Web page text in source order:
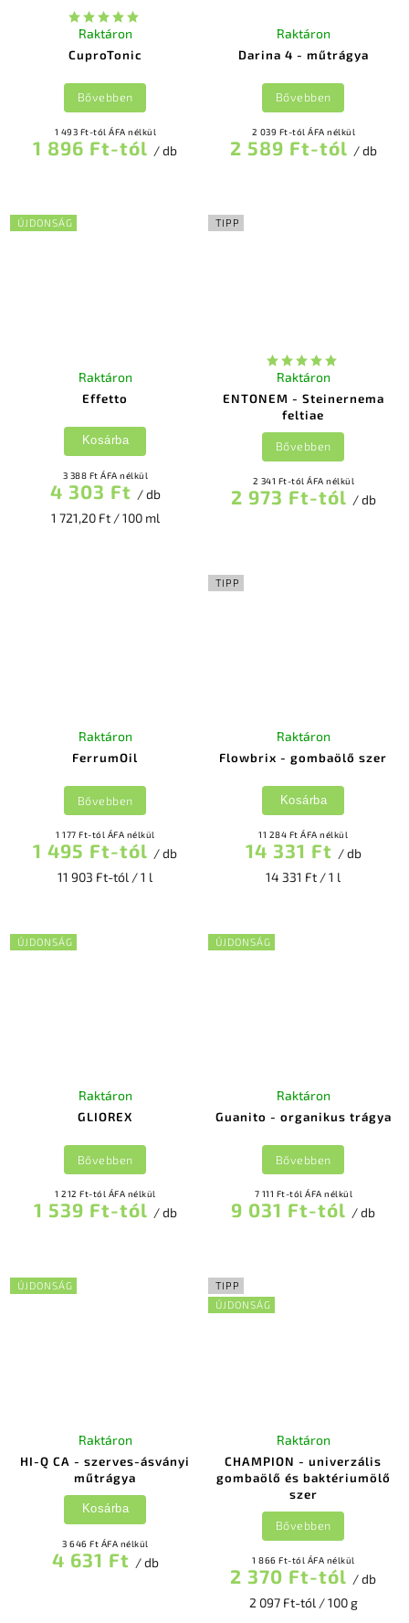
CuproTonic
Raktáron
1 493 Ft-tól ÁFA nélkül
1 896 Ft-tól / db
Bővebben
Darina 4 - műtrágya
Raktáron
2 039 Ft-tól ÁFA nélkül
2 589 Ft-tól / db
Bővebben
ÚJDONSÁG
Effetto
Raktáron
3 388 Ft ÁFA nélkül
4 303 Ft / db
1 721,20 Ft / 100 ml
Kosárba
TIPP
ENTONEM - Steinernema
feltiae
Raktáron
2 341 Ft-tól ÁFA nélkül
2 973 Ft-tól / db
Bővebben
FerrumOil
Raktáron
1 177 Ft-tól ÁFA nélkül
1 495 Ft-tól / db
11 903 Ft-tól / 1 l
Bővebben
TIPP
Flowbrix - gombaölő szer
Raktáron
11 284 Ft ÁFA nélkül
14 331 Ft / db
14 331 Ft / 1 l
Kosárba
ÚJDONSÁG
GLIOREX
Raktáron
1 212 Ft-tól ÁFA nélkül
1 539 Ft-tól / db
Bővebben
ÚJDONSÁG
Guanito - organikus trágya
Raktáron
7 111 Ft-tól ÁFA nélkül
9 031 Ft-tól / db
Bővebben
ÚJDONSÁG
HI-Q CA - szerves-ásványi
műtrágya
Raktáron
3 646 Ft ÁFA nélkül
4 631 Ft / db
Kosárba
TIPP
ÚJDONSÁG
CHAMPION - univerzális
gombaölő és baktériumölő
szer
Raktáron
1 866 Ft-tól ÁFA nélkül
2 370 Ft-tól / db
2 097 Ft-tól / 100 g
Bővebben